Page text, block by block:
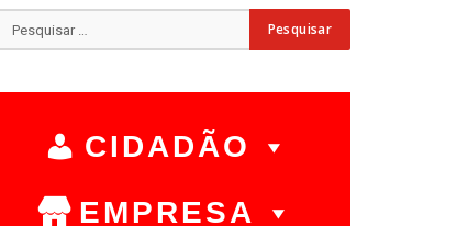
CIDADÃO
EMPRESA